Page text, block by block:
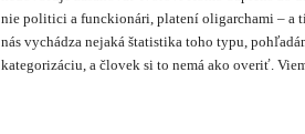
nie politici a funckionári, platení oligarchami – a
nás vychádza nejaká štatistika toho typu,
kategorizáciu, a človek si to nemá ako overiť.